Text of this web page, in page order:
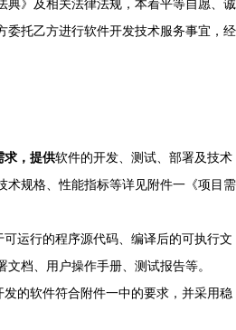
典》及相关法律法规，本着平等自愿、诚
委托乙方进行软件开发技术服务事宜，经
求，提供软件的开发、测试、部署及技术
术规格、性能指标等详见附件一《项目需
运行的程序源代码、编译后的可执行文
档、用户操作手册、测试报告等。
的软件符合附件一中的要求，并采用稳